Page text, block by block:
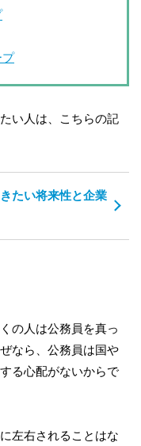
い人は、こちらの記
たい将来性と企業
の人は公務員を真っ
なら、公務員は国や
る心配がないからで
左右されることはな